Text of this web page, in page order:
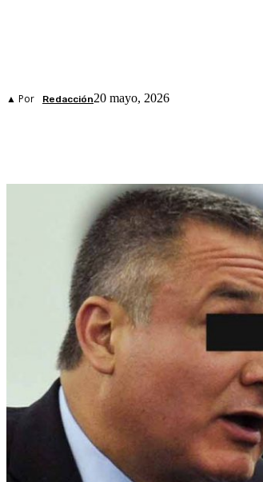
▲ Por Redacción20 mayo, 2026